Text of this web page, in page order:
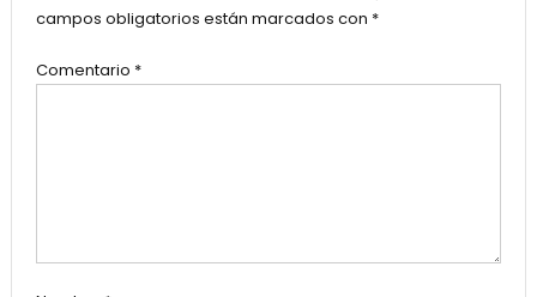
campos obligatorios están marcados con *
Comentario *